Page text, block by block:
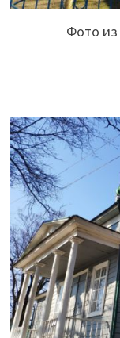
Фото